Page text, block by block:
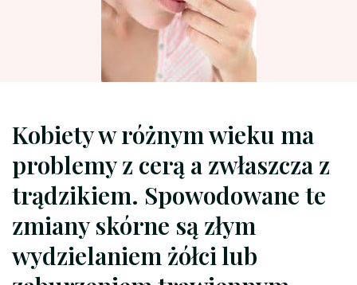
Kobiety w różnym wieku ma
problemy z cerą a zwłaszcza z
trądzikiem. Spowodowane te
zmiany skórne są złym
wydzielaniem żółci lub